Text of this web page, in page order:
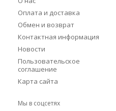
Оплата и доставка
Обмен и возврат
Контактная информация
Новости
Пользовательское
соглашение
Карта сайта
Мы в соцсетях